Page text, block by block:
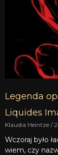
Legenda
Liquides
Klaudia Heintze
Wczoraj było
wiem, czy